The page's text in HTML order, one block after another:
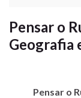
Pensar o
Geografia
Pensar o